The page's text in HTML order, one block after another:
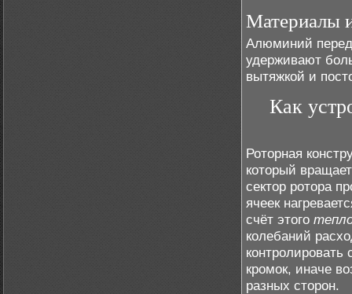
Материалы
Алюминий
удерживают
вытяжкой и
Как
Роторная
который
сектор ротора
ячеек
счёт этого
колебаний
контролировать
кромок, иначе
разных сторон.